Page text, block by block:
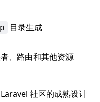
目录生成
、路由和其他资源
社区的成熟设计